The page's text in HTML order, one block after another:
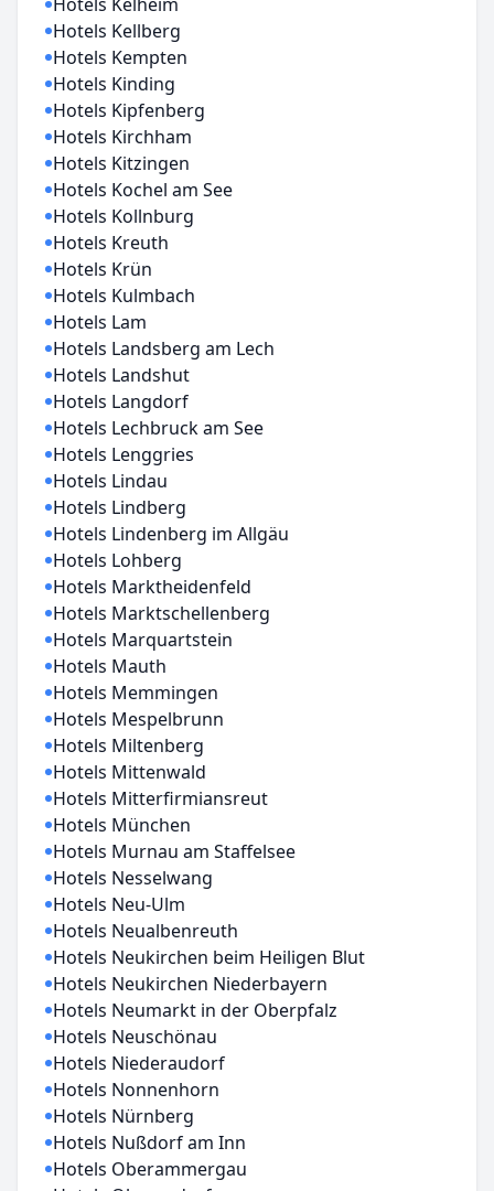
Hotels Kellberg
Hotels Kempten
Hotels Kinding
Hotels Kipfenberg
Hotels Kirchham
Hotels Kitzingen
Hotels Kochel am See
Hotels Kollnburg
Hotels Kreuth
Hotels Krün
Hotels Kulmbach
Hotels Lam
Hotels Landsberg am Lech
Hotels Landshut
Hotels Langdorf
Hotels Lechbruck am See
Hotels Lenggries
Hotels Lindau
Hotels Lindberg
Hotels Lindenberg im Allgäu
Hotels Lohberg
Hotels Marktheidenfeld
Hotels Marktschellenberg
Hotels Marquartstein
Hotels Mauth
Hotels Memmingen
Hotels Mespelbrunn
Hotels Miltenberg
Hotels Mittenwald
Hotels Mitterfirmiansreut
Hotels München
Hotels Murnau am Staffelsee
Hotels Nesselwang
Hotels Neu-Ulm
Hotels Neualbenreuth
Hotels Neukirchen beim Heiligen Blut
Hotels Neukirchen Niederbayern
Hotels Neumarkt in der Oberpfalz
Hotels Neuschönau
Hotels Niederaudorf
Hotels Nonnenhorn
Hotels Nürnberg
Hotels Nußdorf am Inn
Hotels Oberammergau